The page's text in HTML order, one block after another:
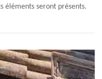
éléments seront présents.